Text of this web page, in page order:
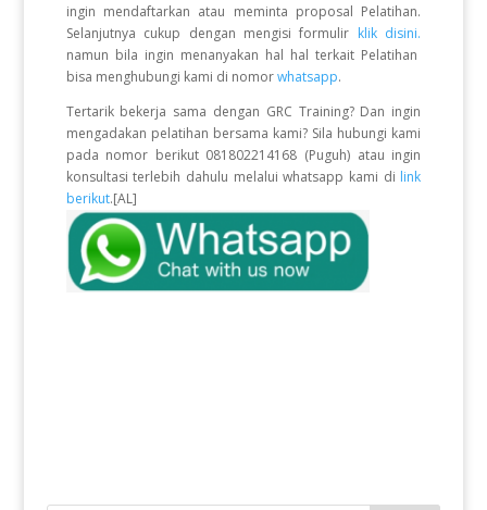
ingin mendaftarkan atau meminta proposal Pelatihan.
Selanjutnya cukup dengan mengisi formulir klik disini.
namun bila ingin menanyakan hal hal terkait Pelatihan
bisa menghubungi kami di nomorwhatsapp.
Tertarik bekerja sama dengan GRC Training? Dan ingin
mengadakan pelatihan bersama kami? Sila hubungi kami
pada nomor berikut 081802214168 (Puguh) atau ingin
konsultasi terlebih dahulu melalui whatsapp kami di link
berikut.[AL]